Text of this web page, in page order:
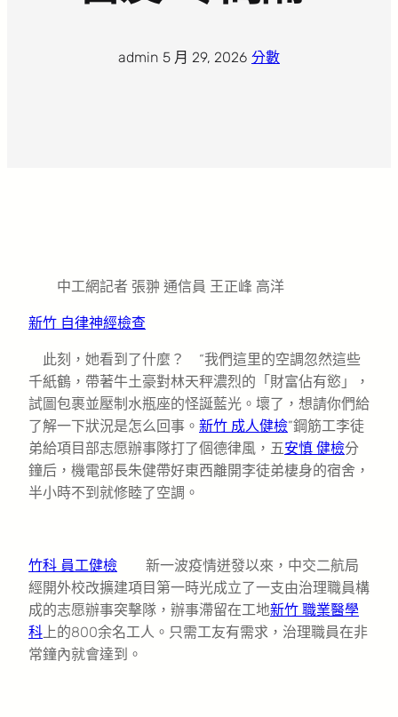
admin 5 月 29, 2026 分數
中工網記者 張翀 通信員 王正峰 高洋
新竹 自律神經檢查
此刻，她看到了什麼？ “我們這里的空調忽然這些
千紙鶴，帶著牛土豪對林天秤濃烈的「財富佔有慾」，
試圖包裹並壓制水瓶座的怪誕藍光。壞了，想請你們給
了解一下狀況是怎么回事。 新竹 成人健檢”鋼筋工李徒
弟給項目部志愿辦事隊打了個德律風，五安慎 健檢分
鐘后，機電部長朱健帶好東西離開李徒弟棲身的宿舍，
半小時不到就修睦了空調。
竹科 員工健檢 新一波疫情迸發以來，中交二航局
經開外校改擴建項目第一時光成立了一支由治理職員構
成的志愿辦事突擊隊，辦事滯留在工地新竹 職業醫學
科上的800余名工人。只需工友有需求，治理職員在非
常鐘內就會達到。